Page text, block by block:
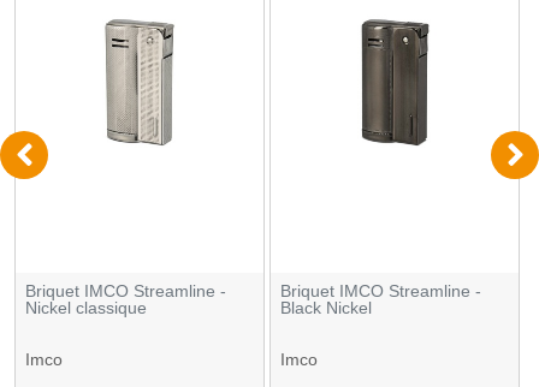
Briquet IMCO Streamline -
Nickel classique
Imco
Briquet IMCO Streamline -
Black Nickel
Imco